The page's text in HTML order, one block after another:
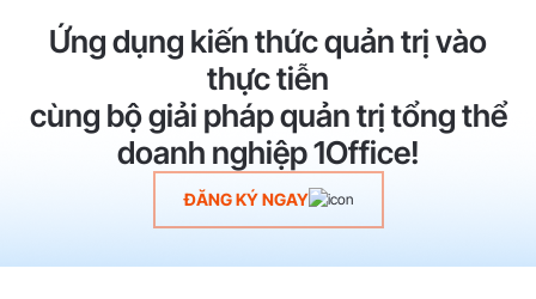
Ứng dụng kiến thức quản trị vào
thực tiễn
cùng bộ giải pháp quản trị tổng thể
doanh nghiệp 1Office!
ĐĂNG KÝ NGAY